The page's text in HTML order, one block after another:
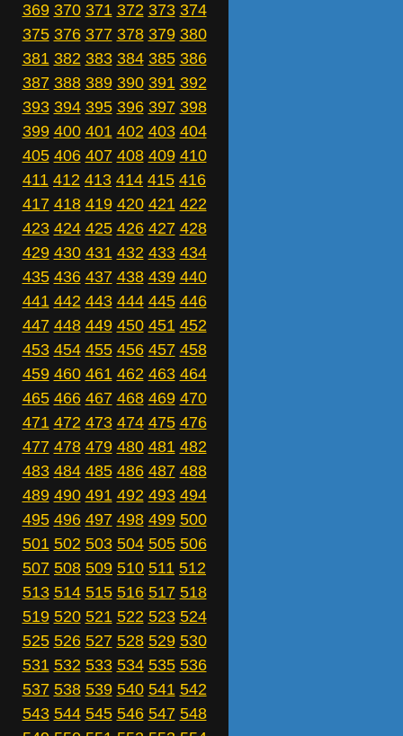
369 370 371 372 373 374
375 376 377 378 379 380
381 382 383 384 385 386
387 388 389 390 391 392
393 394 395 396 397 398
399 400 401 402 403 404
405 406 407 408 409 410
411 412 413 414 415 416
417 418 419 420 421 422
423 424 425 426 427 428
429 430 431 432 433 434
435 436 437 438 439 440
441 442 443 444 445 446
447 448 449 450 451 452
453 454 455 456 457 458
459 460 461 462 463 464
465 466 467 468 469 470
471 472 473 474 475 476
477 478 479 480 481 482
483 484 485 486 487 488
489 490 491 492 493 494
495 496 497 498 499 500
501 502 503 504 505 506
507 508 509 510 511 512
513 514 515 516 517 518
519 520 521 522 523 524
525 526 527 528 529 530
531 532 533 534 535 536
537 538 539 540 541 542
543 544 545 546 547 548